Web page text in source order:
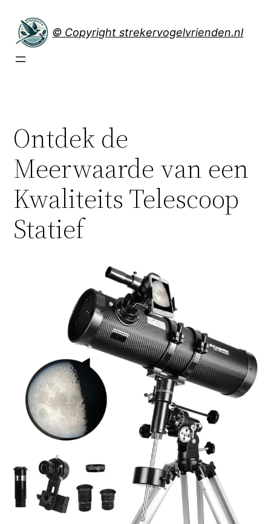
naar
inhoud
© Copyright strekervogelvrienden.nl
Ontdek de
Meerwaarde van een
Kwaliteits Telescoop
Statief